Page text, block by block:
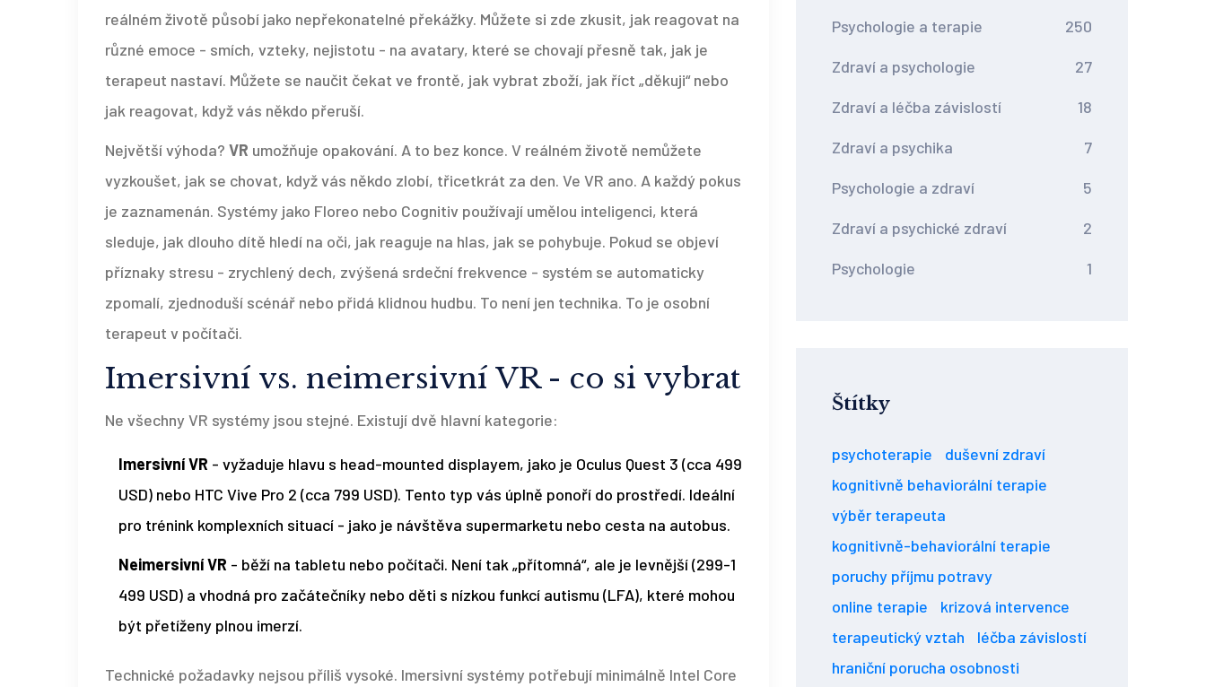
reálném životě působí jako nepřekonatelné překážky. Můžete si zde zkusit, jak reagovat na
různé emoce - smích, vzteky, nejistotu - na avatary, které se chovají přesně tak, jak je
terapeut nastaví. Můžete se naučit čekat ve frontě, jak vybrat zboží, jak říct „děkuji“ nebo
jak reagovat, když vás někdo přeruší.
Největší výhoda? VR umožňuje opakování. A to bez konce. V reálném životě nemůžete
vyzkoušet, jak se chovat, když vás někdo zlobí, třicetkrát za den. Ve VR ano. A každý pokus
je zaznamenán. Systémy jako Floreo nebo Cognitiv používají umělou inteligenci, která
sleduje, jak dlouho dítě hledí na oči, jak reaguje na hlas, jak se pohybuje. Pokud se objeví
příznaky stresu - zrychlený dech, zvýšená srdeční frekvence - systém se automaticky
zpomalí, zjednoduší scénář nebo přidá klidnou hudbu. To není jen technika. To je osobní
terapeut v počítači.
Imersivní vs. neimersivní VR - co si vybrat
Ne všechny VR systémy jsou stejné. Existují dvě hlavní kategorie:
Imersivní VR - vyžaduje hlavu s head-mounted displayem, jako je Oculus Quest 3 (cca 499
USD) nebo HTC Vive Pro 2 (cca 799 USD). Tento typ vás úplně ponoří do prostředí. Ideální
pro trénink komplexních situací - jako je návštěva supermarketu nebo cesta na autobus.
Neimersivní VR - běží na tabletu nebo počítači. Není tak „přítomná“, ale je levnější (299-1
499 USD) a vhodná pro začátečníky nebo děti s nízkou funkcí autismu (LFA), které mohou
být přetíženy plnou imerzí.
Technické požadavky nejsou příliš vysoké. Imersivní systémy potřebují minimálně Intel Core
Psychologie a terapie 250
Zdraví a psychologie 27
Zdraví a léčba závislostí 18
Zdraví a psychika 7
Psychologie a zdraví 5
Zdraví a psychické zdraví 2
Psychologie 1
Štítky
psychoterapie
duševní zdraví
kognitivně behaviorální terapie
výběr terapeuta
kognitivně-behaviorální terapie
poruchy příjmu potravy
online terapie
krizová intervence
terapeutický vztah
léčba závislostí
hraniční porucha osobnosti